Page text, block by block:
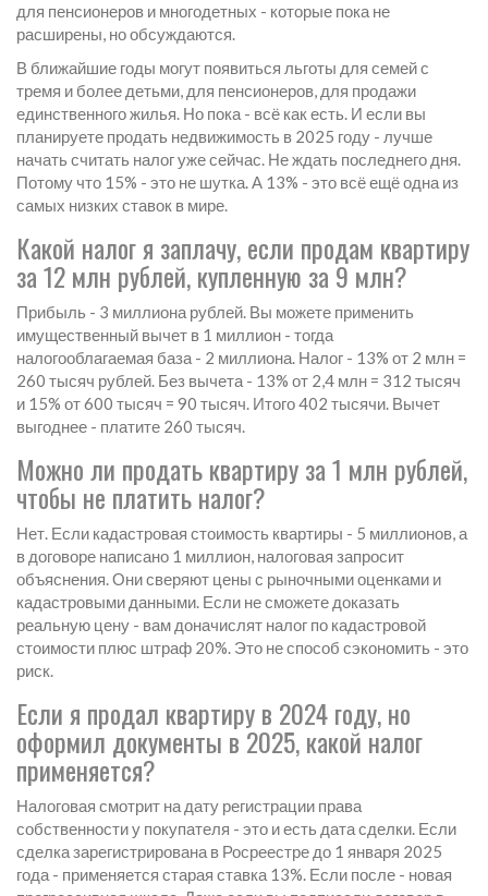
для пенсионеров и многодетных - которые пока не
расширены, но обсуждаются.
В ближайшие годы могут появиться льготы для семей с
тремя и более детьми, для пенсионеров, для продажи
единственного жилья. Но пока - всё как есть. И если вы
планируете продать недвижимость в 2025 году - лучше
начать считать налог уже сейчас. Не ждать последнего дня.
Потому что 15% - это не шутка. А 13% - это всё ещё одна из
самых низких ставок в мире.
Какой налог я заплачу, если продам квартиру
за 12 млн рублей, купленную за 9 млн?
Прибыль - 3 миллиона рублей. Вы можете применить
имущественный вычет в 1 миллион - тогда
налогооблагаемая база - 2 миллиона. Налог - 13% от 2 млн =
260 тысяч рублей. Без вычета - 13% от 2,4 млн = 312 тысяч
и 15% от 600 тысяч = 90 тысяч. Итого 402 тысячи. Вычет
выгоднее - платите 260 тысяч.
Можно ли продать квартиру за 1 млн рублей,
чтобы не платить налог?
Нет. Если кадастровая стоимость квартиры - 5 миллионов, а
в договоре написано 1 миллион, налоговая запросит
объяснения. Они сверяют цены с рыночными оценками и
кадастровыми данными. Если не сможете доказать
реальную цену - вам доначислят налог по кадастровой
стоимости плюс штраф 20%. Это не способ сэкономить - это
риск.
Если я продал квартиру в 2024 году, но
оформил документы в 2025, какой налог
применяется?
Налоговая смотрит на дату регистрации права
собственности у покупателя - это и есть дата сделки. Если
сделка зарегистрирована в Росреестре до 1 января 2025
года - применяется старая ставка 13%. Если после - новая